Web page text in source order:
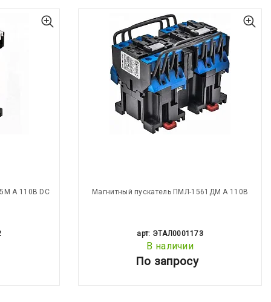
А 110В DC Магнитный пускатель ПМЛ-1561ДМ А 110В
арт: ЭТАЛ0001173
В наличии
По запросу